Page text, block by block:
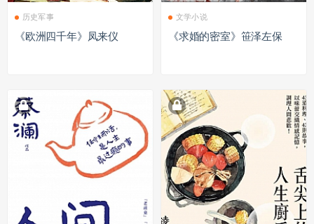
历史军事
《欧洲四千年》凤来仪
文学小说
《求婚的密室》笹泽左保